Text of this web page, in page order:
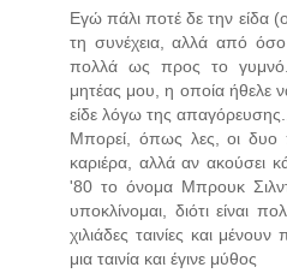
Εγώ πάλι ποτέ δε την είδα
τη συνέχεια, αλλά από
πολλά ως προς το
μητέας μου, η οποία ήθελε
είδε λόγω της
Μπορεί, όπως λες, οι δυο
καριέρα, αλλά αν ακούσει
'80 το όνομα Μπρουκ
υποκλίνομαι, διότι είναι
χιλιάδες ταινίες και
μια ταινία και έγινε μύθος